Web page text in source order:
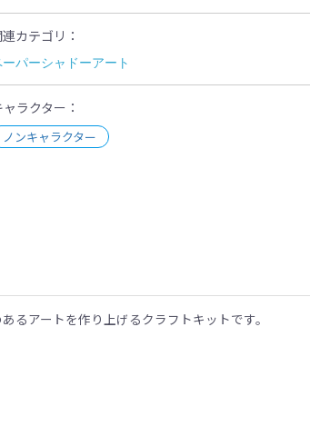
連カテゴリ
ーパーシャドーアート
ャラクター
ノンキャラクター
るアートを作り上げるクラフトキットです。